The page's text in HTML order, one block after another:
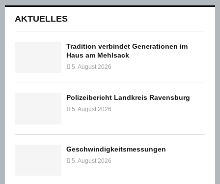
AKTUELLES
Tradition verbindet Generationen im
Haus am Mehlsack
5. August 2026
Polizeibericht Landkreis Ravensburg
5. August 2026
Geschwindigkeitsmessungen
5. August 2026